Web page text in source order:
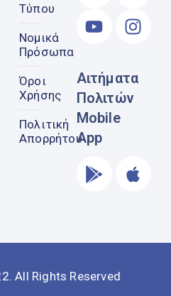
Τύπου
Νομικά
Πρόσωπα
Όροι
Χρήσης
Πολιτική
Απορρήτου
Αιτήματα
Πολιτών
Mobile
App
All Rights Reserved